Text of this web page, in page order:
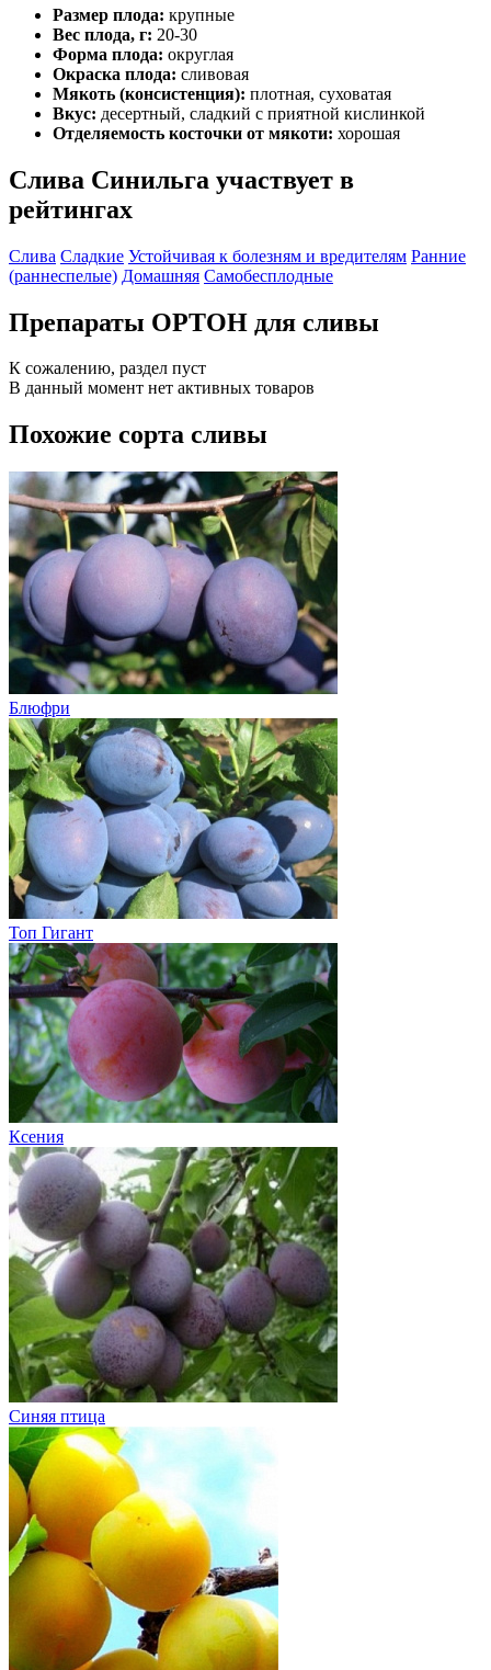
Размер плода: крупные
Вес плода, г: 20-30
Форма плода: округлая
Окраска плода: сливовая
Мякоть (консистенция): плотная, суховатая
Вкус: десертный, сладкий с приятной кислинкой
Отделяемость косточки от мякоти: хорошая
Слива Синильга участвует в
рейтингах
Слива Сладкие Устойчивая к болезням и вредителям Ранние
(раннеспелые) Домашняя Самобесплодные
Препараты ОРТОН для сливы
К сожалению, раздел пуст
В данный момент нет активных товаров
Похожие сорта сливы
Блюфри
Топ Гигант
Ксения
Синяя птица